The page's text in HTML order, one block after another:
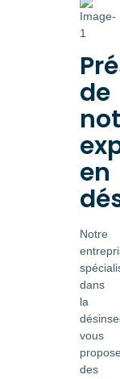
de
en
Notre
dans
la
vous
des